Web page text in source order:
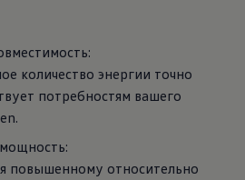
количество энергии точно
потребностям вашего
.
повышенному относительно